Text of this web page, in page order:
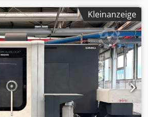
Kleinanzeige